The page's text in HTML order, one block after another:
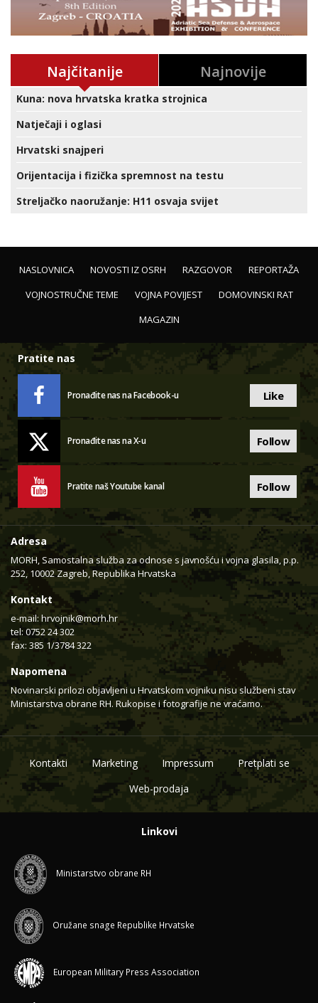
Najčitanije Najnovije
Kuna: nova hrvatska kratka strojnica
Natječaji i oglasi
Hrvatski snajperi
Orijentacija i fizička spremnost na testu
Streljačko naoružanje: H11 osvaja svijet
NASLOVNICA NOVOSTI IZ OSRH RAZGOVOR
REPORTAŽA
VOJNOSTRUČNE TEME
VOJNA POVIJEST
DOMOVINSKI RAT
MAGAZIN
Pratite nas
Pronađite nas na Facebook-u Like
Pronađite nas na X-u Follow
Pratite naš Youtube kanal Follow
Adresa
MORH, Samostalna služba za odnose s javnošću i vojna glasila, p.p.
252, 10002 Zagreb, Republika Hrvatska
Kontakt
e-mail: hrvojnik@morh.hr
tel: 0752 24 302
fax: 385 1/3784 322
Napomena
Novinarski prilozi objavljeni u Hrvatskom vojniku nisu službeni stav
Ministarstva obrane RH. Rukopise i fotografije ne vraćamo.
Kontakti Marketing Impressum
Pretplati se
Web-prodaja
Linkovi
Ministarstvo obrane RH
Oružane snage Republike Hrvatske
European Military Press Association